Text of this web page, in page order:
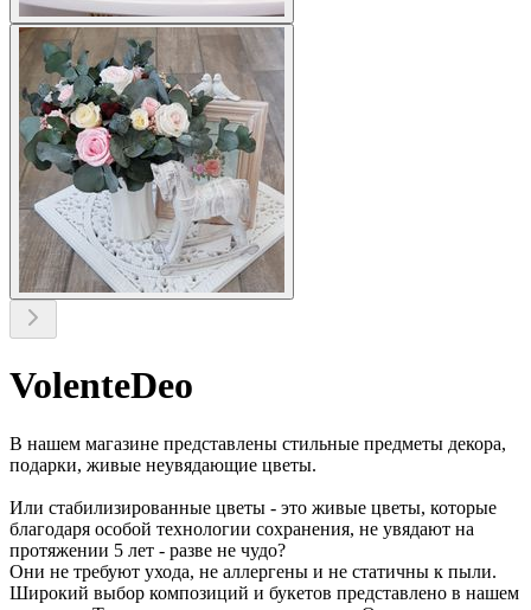
VolenteDeo
В нашем магазине представлены стильные предметы декора,
подарки, живые неувядающие цветы.
Или стабилизированные цветы - это живые цветы, которые
благодаря особой технологии сохранения, не увядают на
протяжении 5 лет - разве не чудо?
Они не требуют ухода, не аллергены и не статичны к пыли.
Широкий выбор композиций и букетов представлено в нашем